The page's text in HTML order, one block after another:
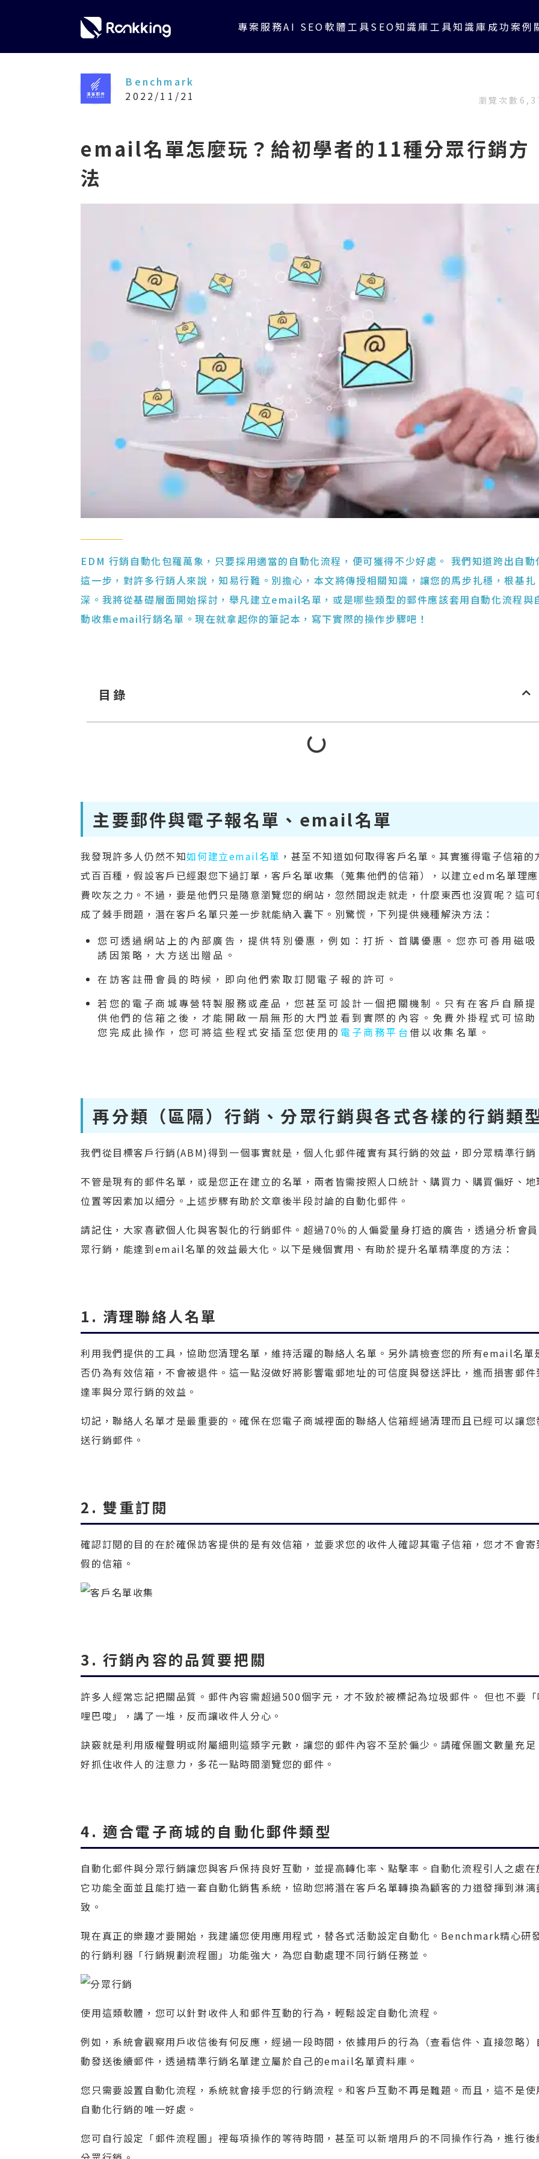
專案服務AI SEO軟體工具SEO知識庫工具知識庫 成功案例
Benchmark
2022/11/21
瀏覽次數
email名單怎麼玩？給初學者的11種分眾行銷方
法
EDM 行銷自動化包羅萬象，只要採用適當的自動化流程，便可獲得不少好處。 我們知道跨出自動
這一步，對許多行銷人來說，知易行難。別擔心，本文將傳授相關知識，讓您的馬步扎穩，根基扎
深。我將從基礎層面開始探討，舉凡建立email名單，或是哪些類型的郵件應該套用自動化流程與
動收集email行銷名單。現在就拿起你的筆記本，寫下實際的操作步驟吧！
目錄
主要郵件與電子報名單、email名單
我發現許多人仍然不知如何建立email名單 ，甚至不知道如何取得客戶名單。其實獲得電子信箱的
式百百種，假設客戶已經跟您下過訂單，客戶名單收集（蒐集他們的信箱），以建立edm名單理
費吹灰之力。不過，要是他們只是隨意瀏覽您的網站，忽然間說走就走，什麼東西也沒買呢？這可
成了棘手問題，潛在客戶名單只差一步就能納入囊下。別驚慌，下列提供幾種解決方法：
您可透過網站上的內部廣告，提供特別優惠，例如：打折、首購優惠。您亦可善用磁吸
誘因策略，大方送出贈品。
在訪客註冊會員的時候，即向他們索取訂閱電子報的許可。
若您的電子商城專營特製服務或產品，您甚至可設計一個把關機制。只有在客戶自願提
供他們的信箱之後，才能開啟一扇無形的大門並看到實際的內容。免費外掛程式可協助
您完成此操作，您可將這些程式安插至您使用的 電子商務平台借以收集名單。
再分類（區隔）行銷、分眾行銷與各式各樣的行銷類
我們從目標客戶行銷(ABM)得到一個事實就是，個人化郵件確實有其行銷的效益，即分眾精準行銷
不管是現有的郵件名單，或是您正在建立的名單，兩者皆需按照人口統計、購買力、購買偏好、地
位置等因素加以細分。上述步驟有助於文章後半段討論的自動化郵件。
請記住，大家喜歡個人化與客製化的行銷郵件。超過70％的人偏愛量身打造的廣告，透過分析會
眾行銷，能達到email名單的效益最大化。以下是幾個實用、有助於提升名單精準度的方法：
1. 清理聯絡人名單
利用我們提供的工具，協助您清理名單，維持活躍的聯絡人名單。另外請檢查您的所有email名單
否仍為有效信箱，不會被退件。這一點沒做好將影響電郵地址的可信度與發送評比，進而損害郵件
達率與分眾行銷的效益。
切記，聯絡人名單才是最重要的。確保在您電子商城裡面的聯絡人信箱經過清理而且已經可以讓您
送行銷郵件。
2. 雙重訂閱
確認訂閱的目的在於確保訪客提供的是有效信箱，並要求您的收件人確認其電子信箱，您才不會寄
假的信箱。
3. 行銷內容的品質要把關
許多人經常忘記把關品質。郵件內容需超過500個字元，才不致於被標記為垃圾郵件。 但也不要
哩巴唆」，講了一堆，反而讓收件人分心。
訣竅就是利用版權聲明或附屬細則這類字元數，讓您的郵件內容不至於偏少。請確保圖文數量充足
好抓住收件人的注意力，多花一點時間瀏覽您的郵件。
4. 適合電子商城的自動化郵件類型
自動化郵件與分眾行銷讓您與客戶保持良好互動，並提高轉化率、點擊率。自動化流程引人之處在
它功能全面並且能打造一套自動化銷售系統，協助您將潛在客戶名單轉換為顧客的力道發揮到淋漓
致。
現在真正的樂趣才要開始，我建議您使用應用程式，替各式活動設定自動化。Benchmark精心研
的行銷利器「行銷規劃流程圖」功能強大，為您自動處理不同行銷任務並。
使用這類軟體，您可以針對收件人和郵件互動的行為，輕鬆設定自動化流程。
例如，系統會觀察用戶收信後有何反應，經過一段時間，依據用戶的行為（查看信件、直接忽略）
動發送後續郵件，透過精準行銷名單建立屬於自己的email名單資料庫。
您只需要設置自動化流程，系統就會接手您的行銷流程。和客戶互動不再是難題。而且，這不是使
自動化行銷的唯一好處。
您可自行設定「郵件流程圖」裡每項操作的等待時間，甚至可以新增用戶的不同操作行為，進行後